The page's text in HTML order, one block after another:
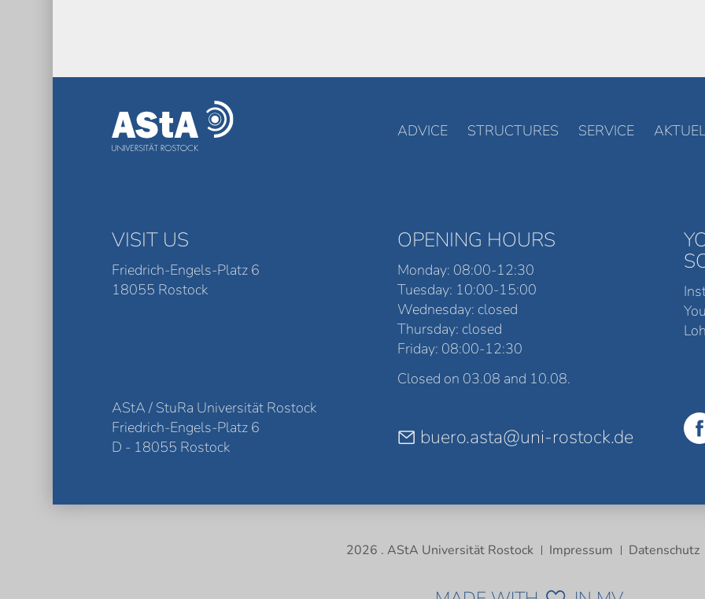
ADVICE STRUCTURES SERVICE
VISIT US
Friedrich-Engels-Platz 6
18055 Rostock
OPENING HOURS
Monday: 08:00-12:30
Tuesday: 10:00-15:00
Wednesday: closed
Thursday: closed
Friday: 08:00-12:30
Closed on 03.08 and 10.08.
AStA / StuRa Universität Rostock
Friedrich-Engels-Platz 6
D - 18055 Rostock
buero.asta@uni-rostock.de
2026 . AStA Universität Rostock Impressum Datenschutz